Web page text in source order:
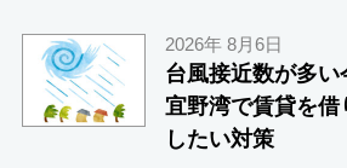
2026年 8月6日
台風接近数が多い
宜野湾で賃貸を借
したい対策